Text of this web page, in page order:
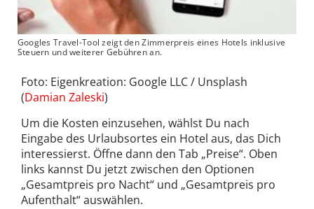
Googles Travel-Tool zeigt den Zimmerpreis eines Hotels inklusive
Steuern und weiterer Gebühren an.
Foto: Eigenkreation: Google LLC / Unsplash
(Damian Zaleski)
Um die Kosten einzusehen, wählst Du nach
Eingabe des Urlaubsortes ein Hotel aus, das Dich
interessierst. Öffne dann den Tab „Preise“. Oben
links kannst Du jetzt zwischen den Optionen
„Gesamtpreis pro Nacht“ und „Gesamtpreis pro
Aufenthalt“ auswählen.